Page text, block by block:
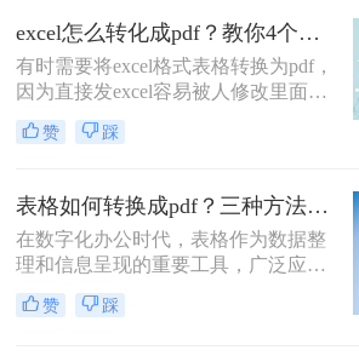
Excel转PDF的方法。
excel怎么转化成pdf？教你4个方法轻松对应！
有时需要将excel格式表格转换为pdf，
因为直接发excel容易被人修改里面的
数据，因此我们需要将excel怎么转化
成pdf，以防止修改。以下是如何将
起来。
赞 踩
表格如何转换成pdf？三种方法轻松学会！
在数字化办公时代，表格作为数据整
理和信息呈现的重要工具，广泛应用
于各个领域。然而，为了确保表格在
不同平台和设备上的准确展示，将表
赞 踩